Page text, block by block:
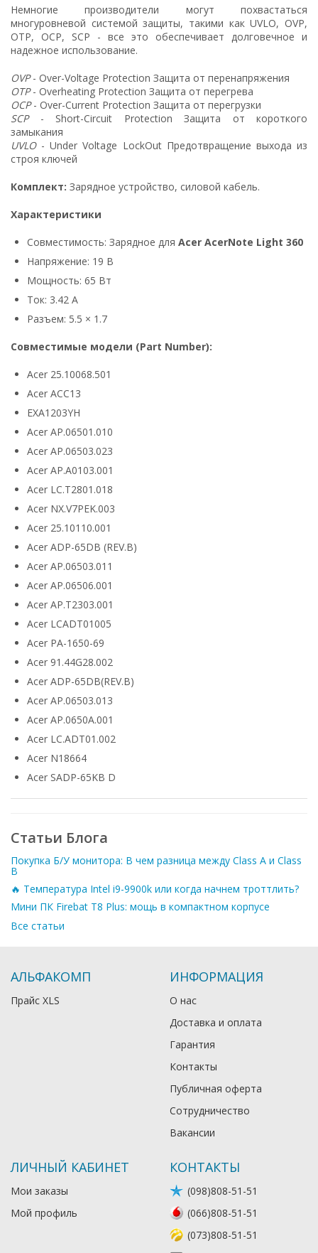
Немногие производители могут похвастаться
многуровневой системой защиты, такими как UVLO, OVP,
OTP, OCP, SCP - все это обеспечивает долговечное и
надежное использование.
OVP- Over-Voltage Protection Защита от перенапряжения
OTP- Overheating Protection Защита от перегрева
OCP- Over-Current Protection Защита от перегрузки
SCP- Short-Circuit Protection Защита от короткого
замыкания
UVLO- Under Voltage LockOut Предотвращение выхода из
строя ключей
Комплект: Зарядное устройство, силовой кабель.
Характеристики
Совместимость: Зарядное для Acer AcerNote Light 360
Напряжение: 19 В
Мощность: 65 Вт
Ток: 3.42 А
Разъем: 5.5 × 1.7
Совместимые модели (Part Number):
Acer 25.10068.501
Acer ACC13
EXA1203YH
Acer AP.06501.010
Acer AP.06503.023
Acer AP.A0103.001
Acer LC.T2801.018
Acer NX.V7PEK.003
Acer 25.10110.001
Acer ADP-65DB (REV.B)
Acer AP.06503.011
Acer AP.06506.001
Acer AP.T2303.001
Acer LCADT01005
Acer PA-1650-69
Acer 91.44G28.002
Acer ADP-65DB(REV.B)
Acer AP.06503.013
Acer AP.0650A.001
Acer LC.ADT01.002
Acer N18664
Acer SADP-65KB D
Статьи Блога
Покупка Б/У монитора: В чем разница между Class A и Class
B
🔥 Температура Intel i9-9900k или когда начнем троттлить?
Мини ПК Firebat T8 Plus: мощь в компактном корпусе
Все статьи
АЛЬФАКОМП
Прайс XLS
ИНФОРМАЦИЯ
О нас
Доставка и оплата
Гарантия
Контакты
Публичная оферта
Сотрудничество
Вакансии
ЛИЧНЫЙ КАБИНЕТ
Мои заказы
Мой профиль
КОНТАКТЫ
(098)808-51-51
(066)808-51-51
(073)808-51-51